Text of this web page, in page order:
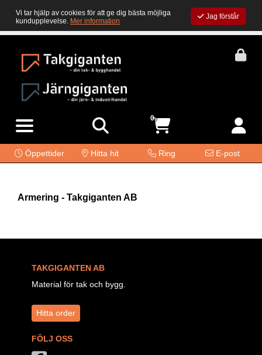
Vi tar hjälp av cookies för att ge dig bästa möjliga
kundupplevelse. Mer information
Jag förstår
0
Öppettider Hitta hit Ring E-post
Armering - Takgiganten AB
TAKGIGANTEN AB
Material för tak och bygg.
Hitta order
FÖLJ OSS